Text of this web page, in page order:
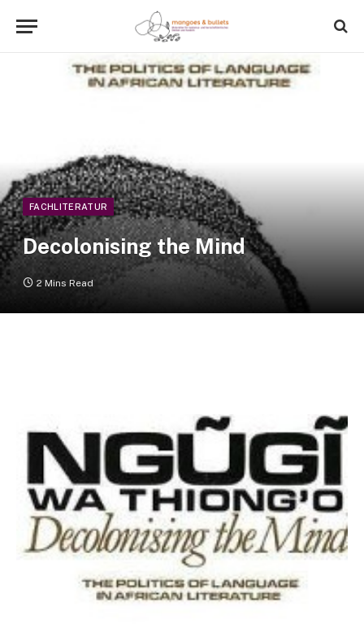
FACHLITERATUR
Decolonising the Mind
2 Mins Read